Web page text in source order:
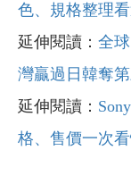
色、規格整理
延伸閱讀： 全
灣贏過日韓奪
延伸閱讀：
格、售價一次